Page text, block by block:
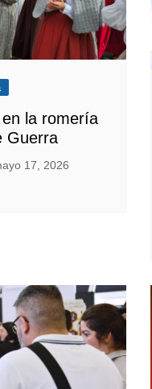
la romería
Guerra
17, 2026